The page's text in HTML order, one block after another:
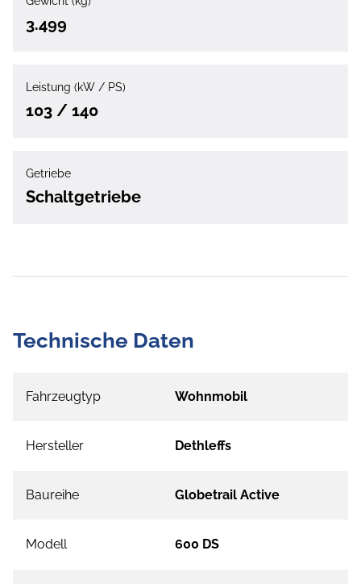
3.499
Leistung (kW / PS)
103 / 140
Getriebe
Schaltgetriebe
Technische Daten
Fahrzeugtyp Wohnmobil
Hersteller Dethleffs
Baureihe Globetrail Active
Modell 600 DS